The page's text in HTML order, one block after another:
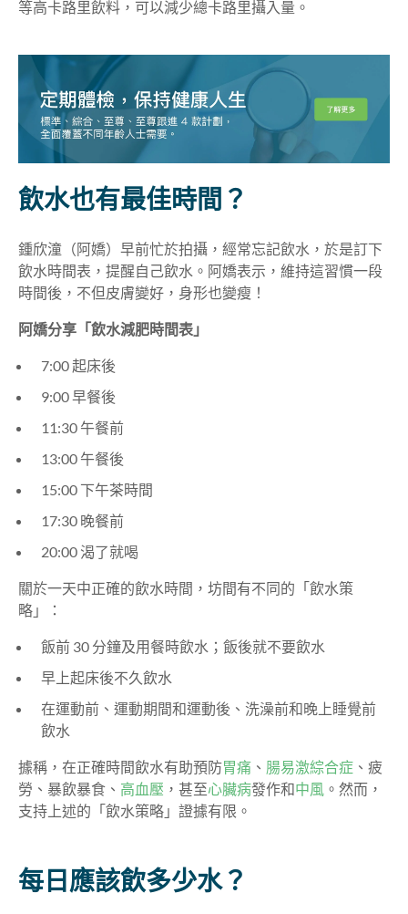
等高卡路里飲料，可以減少總卡路里攝入量。
飲水也有最佳時間？
鍾欣潼（阿嬌）早前忙於拍攝，經常忘記飲水，於是訂下
飲水時間表，提醒自己飲水。阿嬌表示，維持這習慣一段
時間後，不但皮膚變好，身形也變瘦！
阿嬌分享「飲水減肥時間表」
7:00 起床後
9:00 早餐後
11:30 午餐前
13:00 午餐後
15:00 下午茶時間
17:30 晚餐前
20:00 渴了就喝
關於一天中正確的飲水時間，坊間有不同的「飲水策
略」：
飯前 30 分鐘及用餐時飲水；飯後就不要飲水
早上起床後不久飲水
在運動前、運動期間和運動後、洗澡前和晚上睡覺前
飲水
據稱，在正確時間飲水有助預防胃痛 、 腸易激綜合症 、疲
勞、暴飲暴食、 高血壓 ，甚至心臟病發作和中風 。然而，
支持上述的「飲水策略」證據有限。
每日應該飲多少水？